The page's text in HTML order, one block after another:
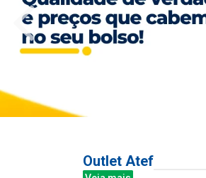
Outlet Atef